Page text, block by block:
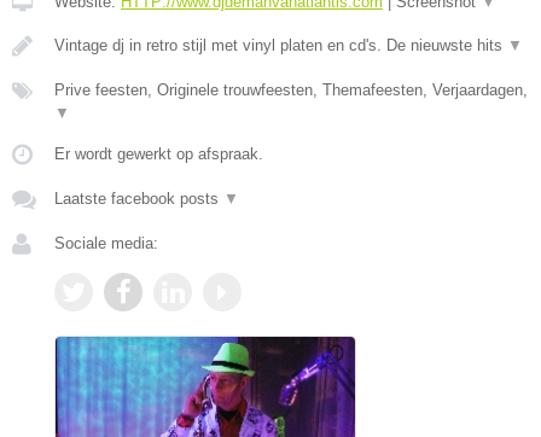
Vintage dj in retro stijl met vinyl platen en cd's. De nieuwste hits ▼
Prive feesten, Originele trouwfeesten, Themafeesten, Verjaardagen,
▼
Er wordt gewerkt op afspraak.
Laatste facebook posts ▼
Sociale media: